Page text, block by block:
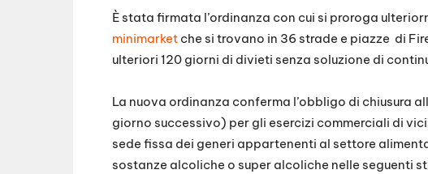
È stata firmata l’ordinanza con cui si proroga
minimarket che si trovano in 36 strade e piazze di
ulteriori 120 giorni di divieti senza soluzione di
La nuova ordinanza conferma l’obbligo di chiusura
giorno successivo) per gli esercizi commerciali di
sede fissa dei generi appartenenti al settore
sostanze alcoliche o super alcoliche nelle seguenti